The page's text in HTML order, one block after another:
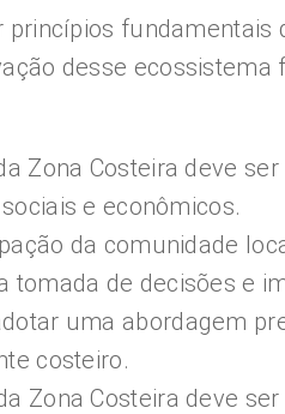
princípios fundamentais
desse ecossistema
Zona Costeira deve
e econômicos.
da comunidade
tomada de decisões e
uma abordagem
costeiro.
Zona Costeira deve